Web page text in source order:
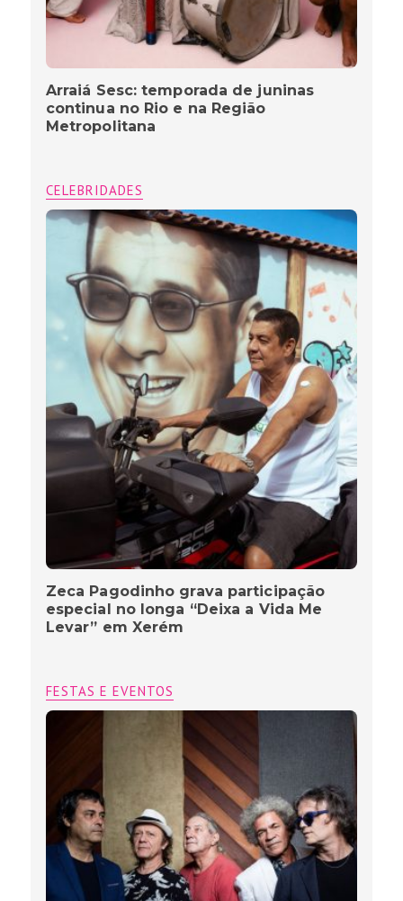
Arraiá Sesc: temporada de juninas
continua no Rio e na Região
Metropolitana
CELEBRIDADES
Zeca Pagodinho grava participação
especial no longa “Deixa a Vida Me
Levar” em Xerém
FESTAS E EVENTOS